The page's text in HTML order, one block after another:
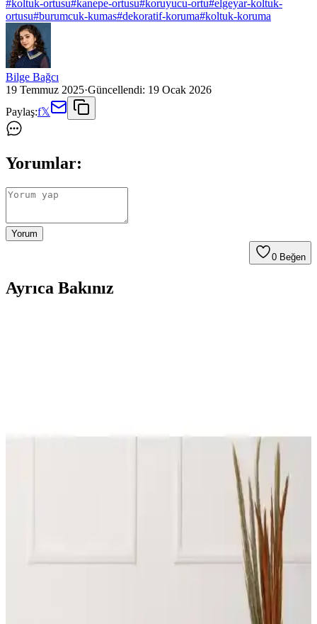
#koltuk-ortusu#kanepe-ortusu#koruyucu-ortu#elgeyar-koltuk-
ortusu#burumcuk-kumas#dekoratif-koruma#koltuk-koruma
Bilge Bağcı
19 Temmuz 2025·Güncellendi: 19 Ocak 2026
Paylaş:f𝕏
Yorumlar:
Yorum
0 Beğen
Ayrıca Bakınız
Karşılaştırması: Özellikler ve Kullanıcı Yorumları
Latuda Concept ve Velerde Home koltuk örtülerinin özellikleri,
kullanım alanları ve kullanıcı yorumlarıyla detaylı karşılaştırması,
hijyen ve dayanıklılık açısından önemli bilgiler içeriyor.
Karşılaştırması: Malzeme, Uyum ve Kullanıcı
İki popüler koltuk örtüsü markası Riselerhome ve Tuchmall'in
malzeme, uyum, temizlik ve kullanıcı memnuniyeti açısından detaylı